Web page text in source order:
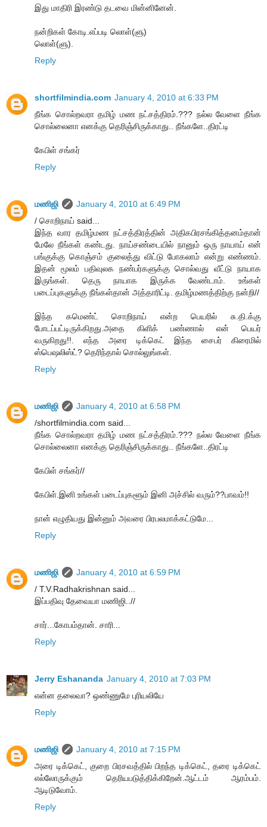
இது மாதிரி இரண்டு தடவை மின்னினேன்.
நன்றிகள் கோடி.எப்படி லொள்(ளு)
லொள்(ளு).
Reply
shortfilmindia.com January 4, 2010 at 6:33 PM
நீங்க சொல்றவரா தமிழ் மண நட்சத்திரம்.??? நல்ல வேளை நீங்க
சொல்லைனா எனக்கு தெரிஞ்சிருக்காது.. நீங்களே..திரட்டி
கேபிள் சங்கர்
Reply
மணிஜி
January 4, 2010 at 6:49 PM
/ சொறிநாய் said...
இந்த வார தமிழ்மண நட்சத்திரத்தின் அதிகபிரசங்கித்தனம்தான்
மேலே நீங்கள் கண்டது. நாய்சண்டையில் நானும் ஒரு நாயாய் என்
பங்குக்கு கொஞ்சம் குலைத்து விட்டு போகலாம் என்று எண்ணம்.
இதன் மூலம் பதிவுலக நண்பர்களுக்கு சொல்வது வீட்டு நாயாக
இருங்கள். தெரு நாயாக இருக்க வேண்டாம். உங்கள்
படைப்புகளுக்கு நீங்கள்தான் அத்தாரிட்டி. தமிழ்மணத்திற்கு நன்றி//
இந்த கமெண்ட் சொறிநாய் என்ற பெயரில் சு.தி.க்கு
போடப்பட்டிருக்கிறது.அதை கிளிக் பண்ணால் என் பெயர்
வருகிறது!!. எந்த அரை டிக்கெட் இந்த சைபர் கிரைமில்
ஸ்பெஷலிஸ்ட்? தெரிந்தால் சொல்லுங்கள்.
Reply
மணிஜி
January 4, 2010 at 6:58 PM
/shortfilmindia.com said...
நீங்க சொல்றவரா தமிழ் மண நட்சத்திரம்.??? நல்ல வேளை நீங்க
சொல்லைனா எனக்கு தெரிஞ்சிருக்காது.. நீங்களே..திரட்டி
கேபிள் சங்கர்//
கேபிள்.இனி உங்கள் படைப்புகளூம் இனி அச்சில் வரும்??பாவம்!!
நான் எழுதியது இன்னும் அவரை பிரபலமாக்கட்டுமே...
Reply
மணிஜி
January 4, 2010 at 6:59 PM
/ T.V.Radhakrishnan said...
இப்பதிவு தேவையா மணிஜி..//
சார்...கோபம்தான். சாரி...
Reply
Jerry Eshananda January 4, 2010 at 7:03 PM
என்ன தலைவா? ஒண்ணுமே புரியலியே
Reply
மணிஜி
January 4, 2010 at 7:15 PM
அரை டிக்கெட், குறை பிரசவத்தில் பிறந்த டிக்கெட், தரை டிக்கெட்
எல்லோருக்கும் தெரியபடுத்திக்கிறேன்.ஆட்டம் ஆரம்பம்.
ஆடிடுவோம்.
Reply